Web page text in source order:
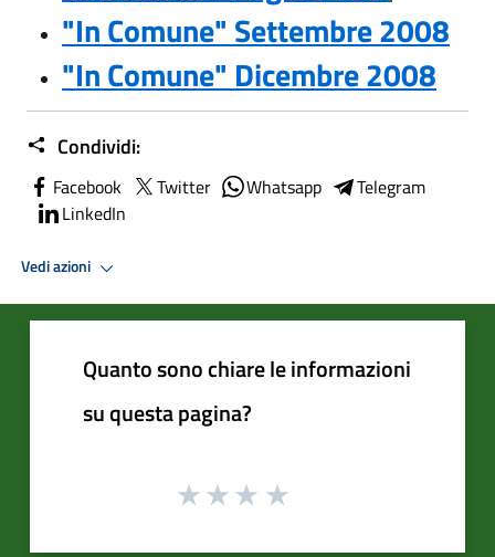
"In Comune" Settembre 2008
"In Comune" Dicembre 2008
Condividi:
Facebook Twitter Whatsapp
Telegram
LinkedIn
Vedi azioni
Quanto sono chiare le informazioni
su questa pagina?